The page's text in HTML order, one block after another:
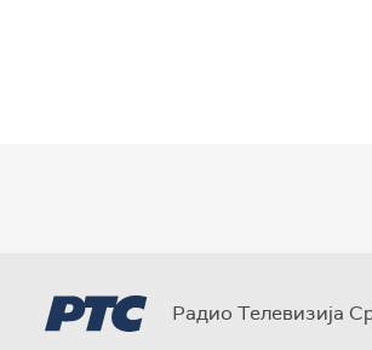
Радио Телевизија